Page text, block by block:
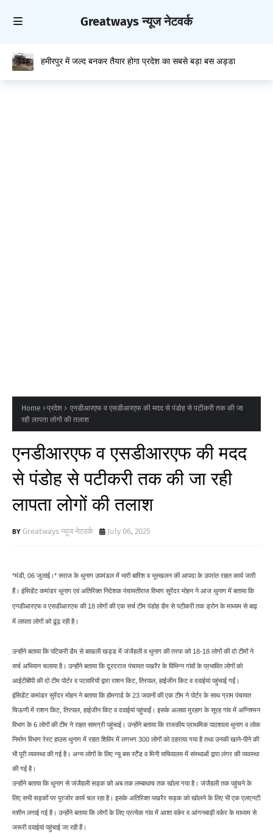
Greatways न्यूज नेटवर्क
हमीरपुर में जल्द बनकर तैयार होगा प्रदेश का सबसे बड़ा बस अड्डा
Home प्रदेश
एनडीआरएफ व एसडीआरएफ की मदद से पंडोह से पटीकरी तक की जा
रही लापता लोगों की तलाश
एनडीआरएफ व एसडीआरएफ की मदद
से पंडोह से पटीकरी तक की जा रही
लापता लोगों की तलाश
Greatways न्यूज नेटवर्क July 06, 2025
*मंडी, 06 जुलाई।* सराज के थुनाग उपमंडल में भारी बारिश व भूस्खलन की आपदा के उपरांत राहत कार्य जारी
हैं। इंसिडेंट कमांडर थुनाग एवं अतिरिक्त निदेशक पंचायतीराज विभाग सुरेंदर मोहन ने आज थुनाग में बताया कि
एनडीआरएफ व एसडीआरएफ की 18 लोगों की एक सर्च टीम पंडोह डैम से पटीकरी तक ड्रोन के माध्यम से बाढ़
में लापता लोगों को ढूंढ़ रही है।
उन्होंने बताया कि पटिकरी डैम से बाखली खड्ड में जंजैहली व थुनाग की तरफ को 18-18 लोगों की दो टीमों ने
सर्च अभियान चलाया है। उन्होंने बताया कि दूरदराज पंचायत पखरैर के विभिन्न गांवों के प्रभावित लोगों को
आईटीबीपी की दो टीम पोर्टर व पटवारियों द्वारा राशन किट, तिरपाल, हाईजीन किट व दवाईयां पहुंचाई गईं।
इंसिडेंट कमांडर सुरेंदर मोहन ने बताया कि होमगार्ड के 23 जवानों की एक टीम ने पोर्टर के साथ ग्राम पंचायत
चिऊणी में राशन किट, तिरपाल, हाईजीन किट व दवाईयां पहुंचाईं। इसके अलावा मुरहाग के सूरह गांव में अग्निश्मन
विभाग के 6 लोगों की टीम ने राहत सामग्री पहुंचाई। उन्होंने बताया कि राजकीय प्राथमिक पाठशाला थुनाग व लोक
निर्माण विभाग रेस्ट हाउस थुनाग में राहत शिविर में लगभग 300 लोगों को ठहराया गया है तथा उनकी खाने-पीने की
भी पूरी व्यवस्था की गई है। अन्य लोगों के लिए न्यू बस स्टैंड व मिनी सचिवालय में संस्थाओं द्वारा लंगर की व्यवस्था
की गई है।
उन्होंने बताया कि थुनाग से जंजैहली सड़क को अब तक लम्बाथाच तक खोला गया है। जंजैहली तक पहुंचने के
लिए सभी सड़कों पर पुरजोर कार्य चल रहा है। इसके अतिरिक्त पखरैर सड़क को खोलने के लिए भी एक एलएनटी
मशीन लगाई गई है। उन्होंने बताया कि लोगों के लिए प्रत्येक गांव में आशा वर्कर व आंगनबाड़ी वर्कर के माध्यम से
जरूरी दवाईयां पहुंचाई जा रही हैं।